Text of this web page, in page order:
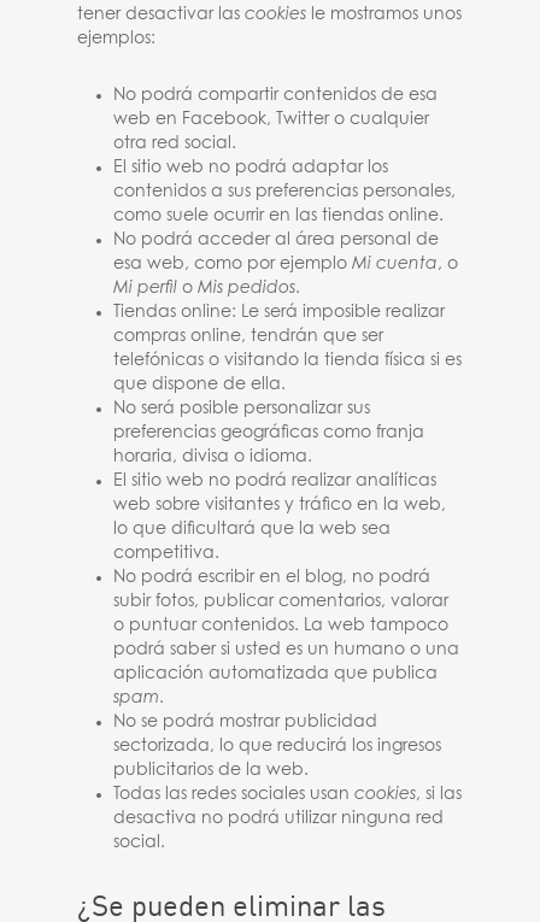
tener desactivar las cookies le mostramos unos
ejemplos:
No podrá compartir contenidos de esa
web en Facebook, Twitter o cualquier
otra red social.
El sitio web no podrá adaptar los
contenidos a sus preferencias personales,
como suele ocurrir en las tiendas online.
No podrá acceder al área personal de
esa web, como por ejemplo Mi cuenta, o
Mi perfil o Mis pedidos.
Tiendas online: Le será imposible realizar
compras online, tendrán que ser
telefónicas o visitando la tienda física si es
que dispone de ella.
No será posible personalizar sus
preferencias geográficas como franja
horaria, divisa o idioma.
El sitio web no podrá realizar analíticas
web sobre visitantes y tráfico en la web,
lo que dificultará que la web sea
competitiva.
No podrá escribir en el blog, no podrá
subir fotos, publicar comentarios, valorar
o puntuar contenidos. La web tampoco
podrá saber si usted es un humano o una
aplicación automatizada que publica
spam.
No se podrá mostrar publicidad
sectorizada, lo que reducirá los ingresos
publicitarios de la web.
Todas las redes sociales usan cookies, si las
desactiva no podrá utilizar ninguna red
social.
¿Se pueden eliminar las